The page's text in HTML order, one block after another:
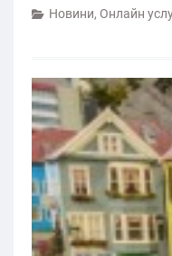
Новини, Онлайн